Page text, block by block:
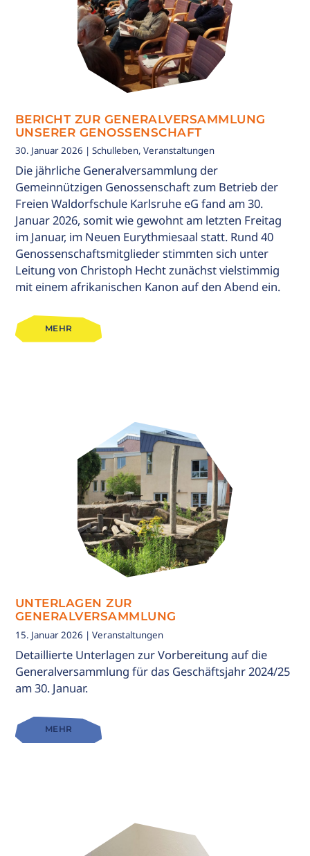
BERICHT ZUR GENERALVERSAMMLUNG
UNSERER GENOSSENSCHAFT
30. Januar 2026 | Schulleben, Veranstaltungen
Die jährliche Generalversammlung der
Gemeinnützigen Genossenschaft zum Betrieb der
Freien Waldorfschule Karlsruhe eG fand am 30.
Januar 2026, somit wie gewohnt am letzten Freitag
im Januar, im Neuen Eurythmiesaal statt. Rund 40
Genossenschaftsmitglieder stimmten sich unter
Leitung von Christoph Hecht zunächst vielstimmig
mit einem afrikanischen Kanon auf den Abend ein.
MEHR
UNTERLAGEN ZUR
GENERALVERSAMMLUNG
15. Januar 2026 | Veranstaltungen
Detaillierte Unterlagen zur Vorbereitung auf die
Generalversammlung für das Geschäftsjahr 2024/25
am 30. Januar.
MEHR